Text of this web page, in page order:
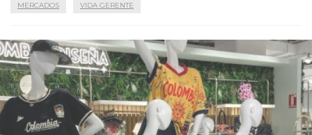
MERCADOS VIDA GERENTE